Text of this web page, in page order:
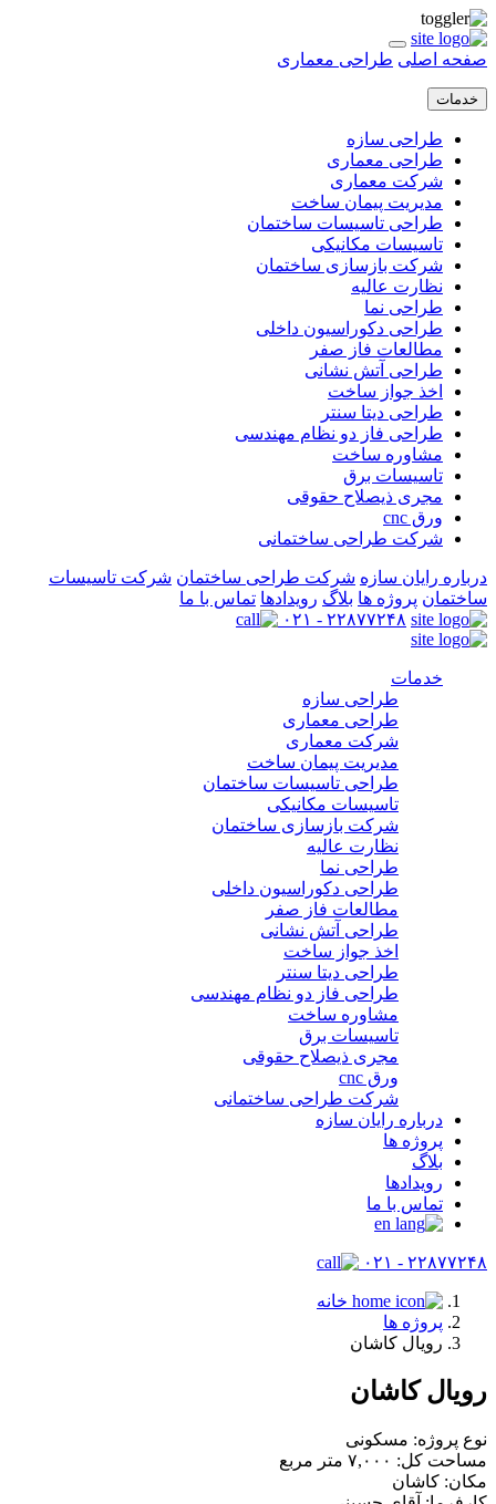
صفحه اصلی طراحی معماری
خدمات
طراحی سازه
طراحی معماری
شرکت معماری
مدیریت پیمان ساخت
طراحی تاسیسات ساختمان
تاسیسات مکانیکی
شرکت بازسازی ساختمان
نظارت عالیه
طراحی نما
طراحی دکوراسیون داخلی
مطالعات فاز صفر
طراحی آتش نشانی
اخذ جواز ساخت
طراحی دیتا سنتر
طراحی فاز دو نظام مهندسی
مشاوره ساخت
تاسیسات برق
مجری ذیصلاح حقوقی
ورق cnc
شرکت طراحی ساختمانی
درباره رایان سازه شرکت طراحی ساختمان شرکت تاسیسات
ساختمان پروژه ها بلاگ رویدادها تماس با ما
۲۲۸۷۷۲۴۸ - ۰۲۱
خدمات
طراحی سازه
طراحی معماری
شرکت معماری
مدیریت پیمان ساخت
طراحی تاسیسات ساختمان
تاسیسات مکانیکی
شرکت بازسازی ساختمان
نظارت عالیه
طراحی نما
طراحی دکوراسیون داخلی
مطالعات فاز صفر
طراحی آتش نشانی
اخذ جواز ساخت
طراحی دیتا سنتر
طراحی فاز دو نظام مهندسی
مشاوره ساخت
تاسیسات برق
مجری ذیصلاح حقوقی
ورق cnc
شرکت طراحی ساختمانی
درباره رایان سازه
پروژه ها
بلاگ
رویدادها
تماس با ما
۲۲۸۷۷۲۴۸ - ۰۲۱
خانه
پروژه ها
رویال کاشان
رویال کاشان
نوع پروژه: مسکونی
مساحت کل: ۷,۰۰۰ متر مربع
مکان: کاشان